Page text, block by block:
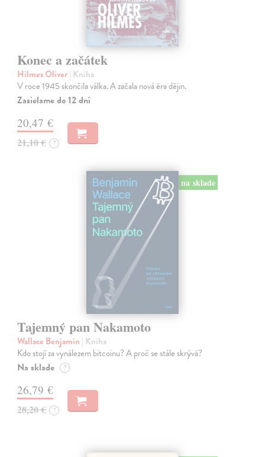
Konec a začátek
Hilmes Oliver| Kniha
V roce 1945 skončila válka. A začala nová éra dějin.
Zasielame do 12 dní
20,47 €
21,10 € ?
na sklade
Tajemný pan Nakamoto
Wallace Benjamin | Kniha
Kdo stojí za vynálezem bitcoinu? A proč se stále skrývá?
Na sklade ?
26,79 €
28,20 € ?